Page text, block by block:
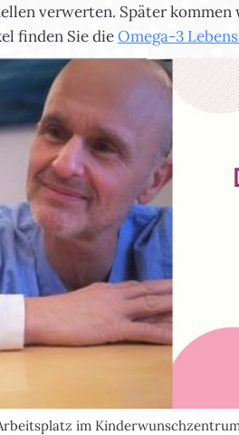
verwerten. Später
finden Sie dieOmega-3
im